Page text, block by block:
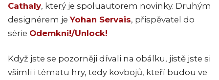
Cathaly, který je spoluautorem novinky. Druhým
designérem jeYohan Servais, přispěvatel do
série Odemkni!/Unlock!
Když jste se pozorněji dívali na obálku, jistě jste si
všimli i tématu hry, tedy kovbojů, kteří budou ve